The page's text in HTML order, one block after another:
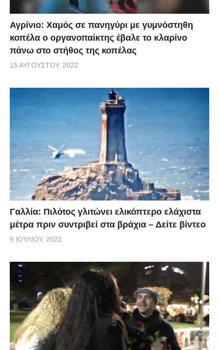
Αγρίνιο: Χαμός σε πανηγύρι με γυμνόστηθη
κοπέλα ο οργανοπαίκτης έβαλε το κλαρίνο
πάνω στο στήθος της κοπέλας
15 ΑΥΓΟΎΣΤΟΥ, 2022
Γαλλία: Πιλότος γλιτώνει ελικόπτερο ελάχιστα
μέτρα πριν συντριβεί στα βράχια – Δείτε βίντεο
9 ΙΟΥΛΊΟΥ, 2022